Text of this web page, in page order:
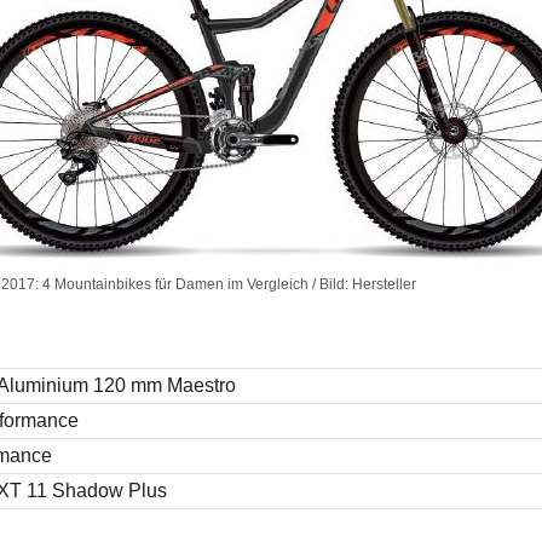
4 Mountainbikes für Damen im Vergleich / Bild: Hersteller
120 mm Maestro
11 Shadow Plus